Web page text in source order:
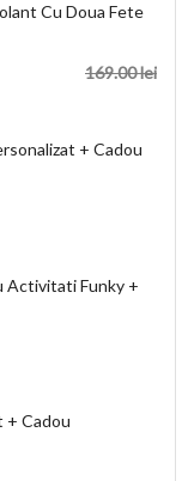
Cu Doua Fete
169.00lei
+ Cadou
Activitati Funky +
+ Cadou